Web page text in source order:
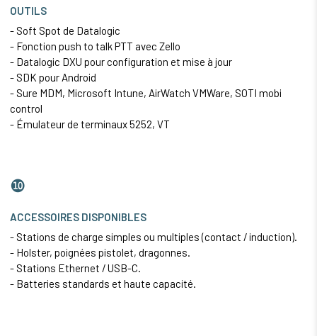
OUTILS
- Soft Spot de Datalogic
- Fonction push to talk PTT avec Zello
- Datalogic DXU pour configuration et mise à jour
- SDK pour Android
- Sure MDM, Microsoft Intune, AirWatch VMWare, SOTI mobi
control
- Émulateur de terminaux 5252, VT
❿
ACCESSOIRES DISPONIBLES
- Stations de charge simples ou multiples (contact / induction).
- Holster, poignées pistolet, dragonnes.
- Stations Ethernet / USB-C.
- Batteries standards et haute capacité.